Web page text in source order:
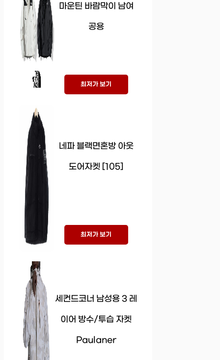
마운틴 바람막이 남여
공용
최저가 보기
네파 블랙면혼방 아웃
도어자켓 [105]
최저가 보기
세컨드코너 남성용 3 레
이어 방수/투습 자켓
Paulaner